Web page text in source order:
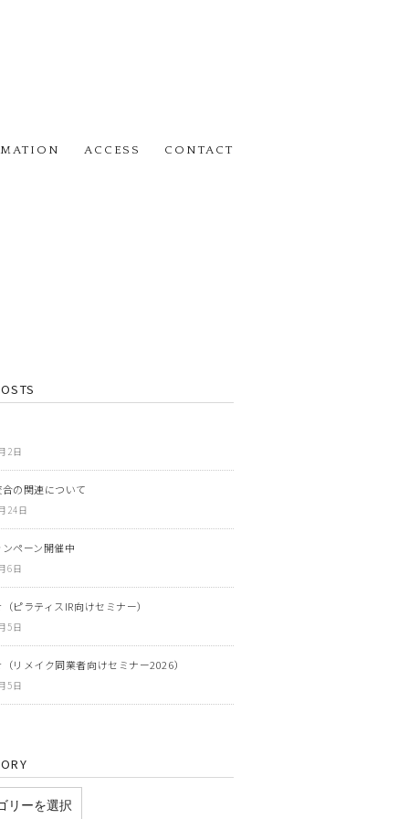
ACCESS CONTACT
2日
の関連について
24日
ペーン開催中
6日
ピラティスIR向けセミナー）
5日
リメイク同業者向けセミナー2026）
5日